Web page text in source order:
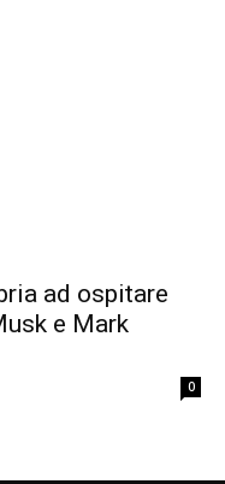
ad ospitare
e Mark
0